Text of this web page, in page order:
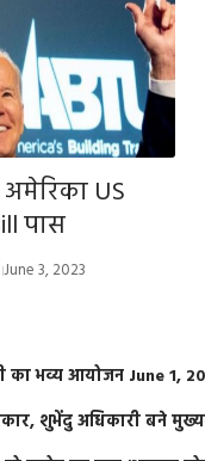
US
पास
June 3, 2023
का भव्य आयोजन June 1,
शुभेंदु अधिकारी बने